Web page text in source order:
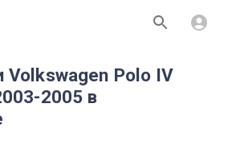
Volkswagen Polo IV
2005 в